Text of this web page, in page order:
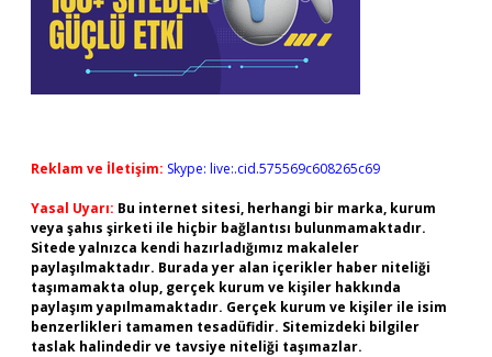
Reklam ve İletişim: Skype: live:.cid.575569c608265c69
Yasal Uyarı: Bu internet sitesi, herhangi bir marka, kurum
veya şahıs şirketi ile hiçbir bağlantısı bulunmamaktadır.
Sitede yalnızca kendi hazırladığımız makaleler
paylaşılmaktadır. Burada yer alan içerikler haber niteliği
taşımamakta olup, gerçek kurum ve kişiler hakkında
paylaşım yapılmamaktadır. Gerçek kurum ve kişiler ile isim
benzerlikleri tamamen tesadüfidir. Sitemizdeki bilgiler
taslak halindedir ve tavsiye niteliği taşımazlar.